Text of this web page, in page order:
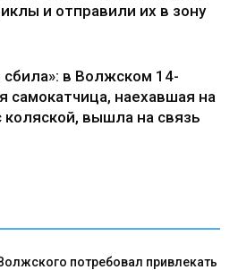
и отправили их в зону
сбила»: в Волжском 14-
самокатчица, наехавшая на
коляской, вышла на связь
потребовал привлекать